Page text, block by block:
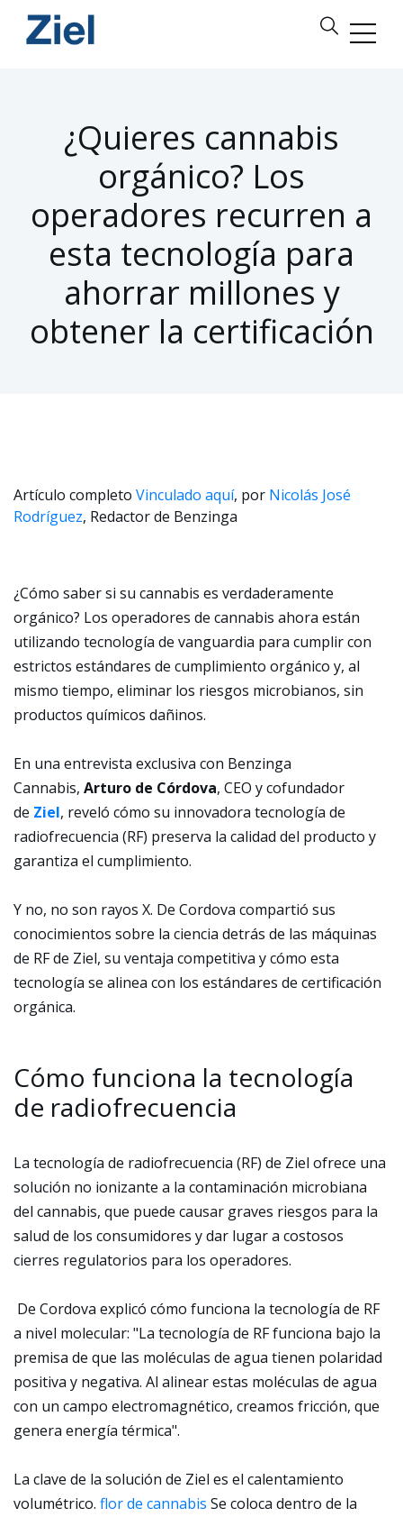
¿Quieres cannabis
orgánico? Los
operadores recurren a
esta tecnología para
ahorrar millones y
obtener la certificación
Artículo completo Vinculado aquí, por Nicolás José
Rodríguez, Redactor de Benzinga
¿Cómo saber si su cannabis es verdaderamente
orgánico? Los operadores de cannabis ahora están
utilizando tecnología de vanguardia para cumplir con
estrictos estándares de cumplimiento orgánico y, al
mismo tiempo, eliminar los riesgos microbianos, sin
productos químicos dañinos.
En una entrevista exclusiva con Benzinga
Cannabis, Arturo de Córdova, CEO y cofundador
de Ziel, reveló cómo su innovadora tecnología de
radiofrecuencia (RF) preserva la calidad del producto y
garantiza el cumplimiento.
Y no, no son rayos X. De Cordova compartió sus
conocimientos sobre la ciencia detrás de las máquinas
de RF de Ziel, su ventaja competitiva y cómo esta
tecnología se alinea con los estándares de certificación
orgánica.
Cómo funciona la tecnología
de radiofrecuencia
La tecnología de radiofrecuencia (RF) de Ziel ofrece una
solución no ionizante a la contaminación microbiana
del cannabis, que puede causar graves riesgos para la
salud de los consumidores y dar lugar a costosos
cierres regulatorios para los operadores.
De Cordova explicó cómo funciona la tecnología de RF
a nivel molecular: "La tecnología de RF funciona bajo la
premisa de que las moléculas de agua tienen polaridad
positiva y negativa. Al alinear estas moléculas de agua
con un campo electromagnético, creamos fricción, que
genera energía térmica".
La clave de la solución de Ziel es el calentamiento
volumétrico. flor de cannabis Se coloca dentro de la